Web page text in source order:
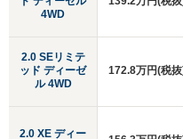
4WD
2.0 SEリミテ
ッド ディーゼ
ル 4WD
2.0 XE ディー
172.8万円(税